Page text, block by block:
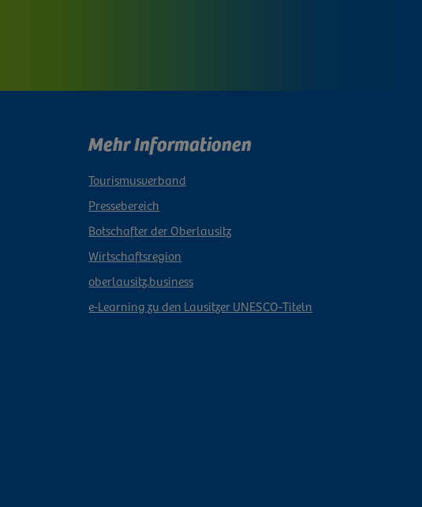
Mehr Informationen
Tourismusverband
Pressebereich
Botschafter der Oberlausitz
Wirtschaftsregion
oberlausitz.business
e-Learning zu den Lausitzer UNESCO-Titeln